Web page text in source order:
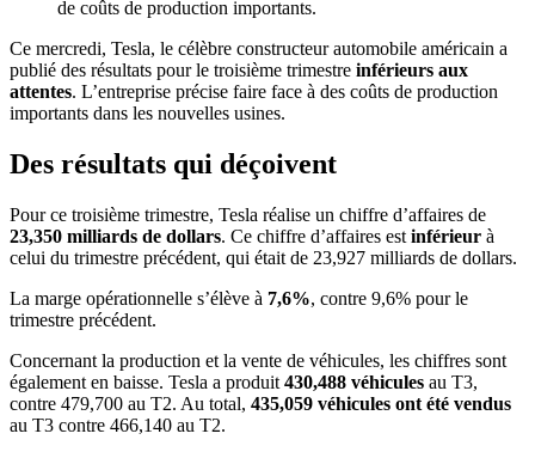
de coûts de production importants.
Ce mercredi, Tesla, le célèbre constructeur automobile américain a
publié des résultats pour le troisième trimestre inférieurs aux
attentes. L’entreprise précise faire face à des coûts de production
importants dans les nouvelles usines.
Des résultats qui déçoivent
Pour ce troisième trimestre, Tesla réalise un chiffre d’affaires de
23,350 milliards de dollars. Ce chiffre d’affaires est inférieur à
celui du trimestre précédent, qui était de 23,927 milliards de dollars.
La marge opérationnelle s’élève à 7,6%, contre 9,6% pour le
trimestre précédent.
Concernant la production et la vente de véhicules, les chiffres sont
également en baisse. Tesla a produit 430,488 véhicules au T3,
contre 479,700 au T2. Au total, 435,059 véhicules ont été vendus
au T3 contre 466,140 au T2.